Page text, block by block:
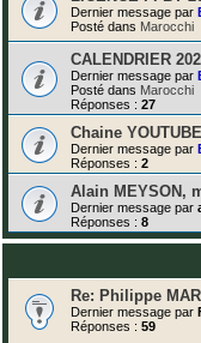
Dernier message par
Posté dans Marocchi
CALENDRIER
Dernier message par
Posté dans Marocchi
Réponses : 27
Chaine
Dernier message par
Réponses : 2
Alain MEYSON,
Dernier message par
Réponses : 8
Re: Philippe
Dernier message par
Réponses : 59